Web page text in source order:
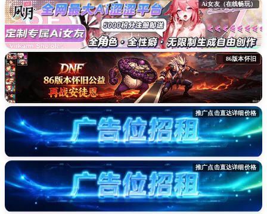
Ai女友（在线畅玩）
86版本怀旧
推广点击直达详细价格
推广点击直达详细价格